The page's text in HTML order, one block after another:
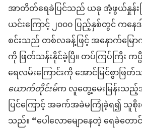
အာတိတ်ရေခဲပြင်သည် ယခု အံ့ဖွယ်နှုန်းဖ
ယင်းကြောင့် ၂၀၀၀ ပြည့်နှစ်တွင် ကနေ
စင်းသည် တစ်လခန့်ဖြင့် အနောက်မြေ
ကို ဖြတ်သန်းနိုင်ခဲ့ပြီ။ တပ်ကြပ်ကြီး
ရေလမ်းကြောင်းကို အောင်မြင်စွာဖြတ်
ယောက်တိုင်းမ်က လူတွေ့မေးမြန်းသ
ပြင်ကြောင့် အခက်အခဲမကြုံခဲ့ရ၍ သူစိုး
သည်။ “ပေါလောမျောနေတဲ့ ရေခဲတေ